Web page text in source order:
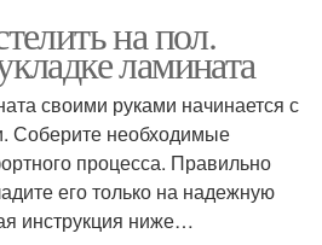
на пол.
ламината
своими руками начинается с
Соберите необходимые
процесса. Правильно
его только на надежную
инструкция ниже…